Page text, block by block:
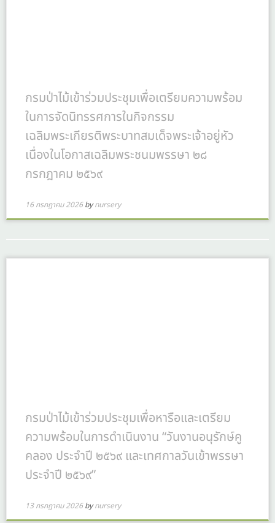
กรมป่าไม้เข้าร่วมประชุมเพื่อเตรียมความพร้อม
ในการจัดนิทรรศการในกิจกรรม
เฉลิมพระเกียรติพระบาทสมเด็จพระเจ้าอยู่หัว
เนื่องในโอกาสเฉลิมพระชนมพรรษา ๒๘
กรกฎาคม ๒๕๖๙
16 กรกฎาคม 2026 bynursery
กรมป่าไม้เข้าร่วมประชุมเพื่อหารือและเตรียม
ความพร้อมในการดำเนินงาน “วันงานอนุรักษ์คู
คลอง ประจำปี ๒๕๖๙ และเทศกาลวันเข้าพรรษา
ประจำปี ๒๕๖๙”
13 กรกฎาคม 2026 bynursery